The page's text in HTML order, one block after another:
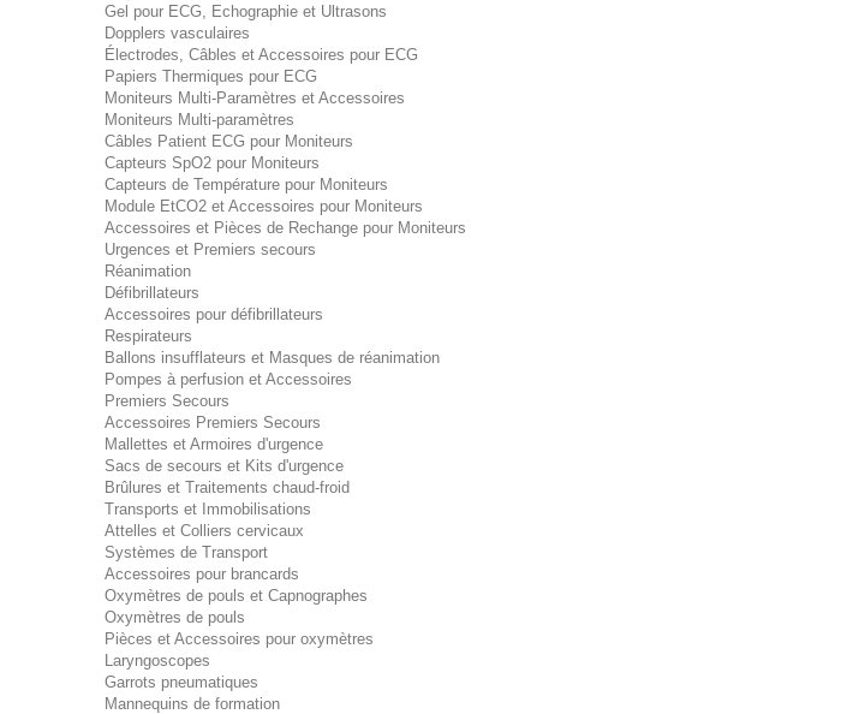
Gel pour ECG, Echographie et Ultrasons
Dopplers vasculaires
Électrodes, Câbles et Accessoires pour ECG
Papiers Thermiques pour ECG
Moniteurs Multi-Paramètres et Accessoires
Moniteurs Multi-paramètres
Câbles Patient ECG pour Moniteurs
Capteurs SpO2 pour Moniteurs
Capteurs de Température pour Moniteurs
Module EtCO2 et Accessoires pour Moniteurs
Accessoires et Pièces de Rechange pour Moniteurs
Urgences et Premiers secours
Réanimation
Défibrillateurs
Accessoires pour défibrillateurs
Respirateurs
Ballons insufflateurs et Masques de réanimation
Pompes à perfusion et Accessoires
Premiers Secours
Accessoires Premiers Secours
Mallettes et Armoires d'urgence
Sacs de secours et Kits d'urgence
Brûlures et Traitements chaud-froid
Transports et Immobilisations
Attelles et Colliers cervicaux
Systèmes de Transport
Accessoires pour brancards
Oxymètres de pouls et Capnographes
Oxymètres de pouls
Pièces et Accessoires pour oxymètres
Laryngoscopes
Garrots pneumatiques
Mannequins de formation